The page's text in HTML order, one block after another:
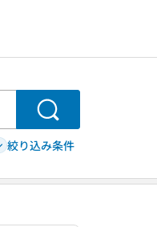
検索
絞り込み条件